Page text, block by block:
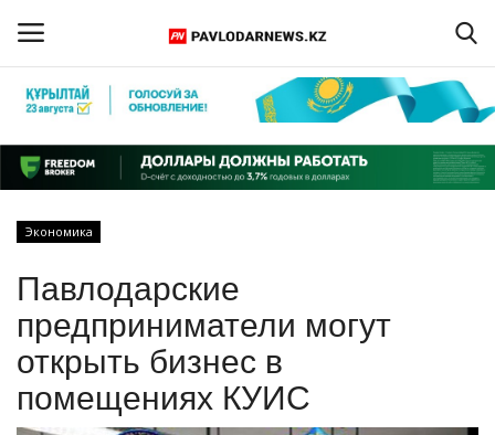
Регистрация
Главная
ПАВЛОДАРСКАЯ ОБЛАСТЬ
КАЗАХСТАН
МИР
Экономика
Павлодарские
предприниматели могут
открыть бизнес в
помещениях КУИС